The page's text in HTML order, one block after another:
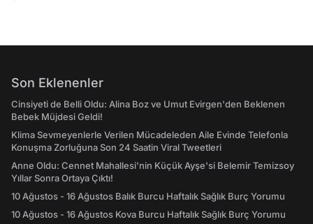
Son Eklenenler
Cinsiyeti de Belli Oldu: Alina Boz ve Umut Evirgen'den Beklenen
Bebek Müjdesi Geldi!
Klima Sevmeyenlerle Verilen Mücadeleden Aile Evinde Telefonla
Konuşma Zorluğuna Son 24 Saatin Viral Tweetleri
Anne Oldu: Cennet Mahallesi'nin Küçük Ayşe'si Belemir Temizsoy
Yıllar Sonra Ortaya Çıktı!
10 Ağustos - 16 Ağustos Balık Burcu Haftalık Sağlık Burç Yorumu
10 Ağustos - 16 Ağustos Kova Burcu Haftalık Sağlık Burç Yorumu